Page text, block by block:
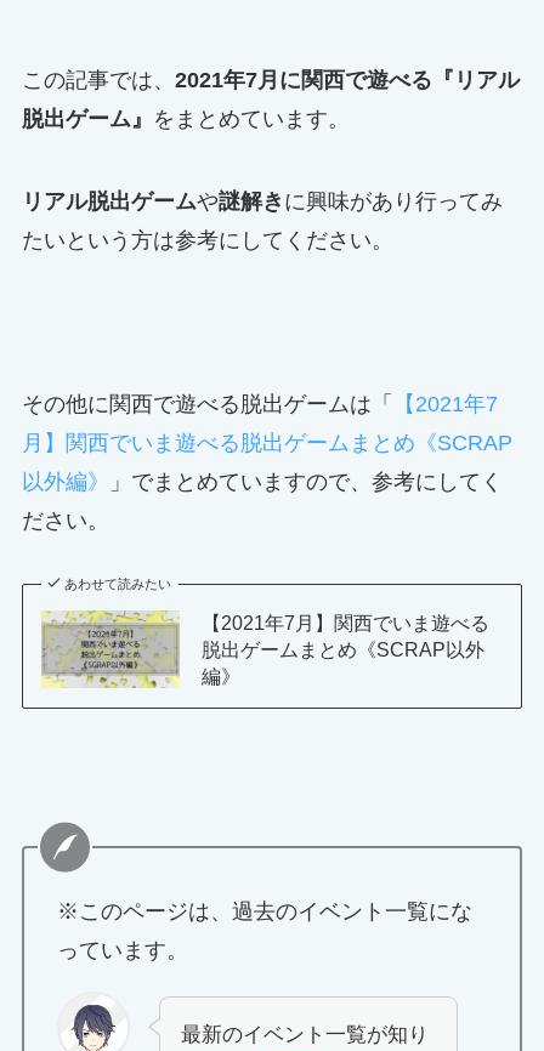
この記事では、 2021年7月に関西で遊べる『リアル
脱出ゲーム』 をまとめています。
リアル脱出ゲームや謎解き に興味があり行ってみ
たいという方は参考にしてください。
その他に関西で遊べる脱出ゲームは「
【2021年7
月】関西でいま遊べる脱出ゲームまとめ《SCRAP
以外編》
」でまとめていますので、参考にしてく
ださい。
あわせて読みたい
【2021年7月】関西でいま遊べる
脱出ゲームまとめ《SCRAP以外
編》
※このページは、過去のイベント一覧にな
っています。
最新のイベント一覧が知り